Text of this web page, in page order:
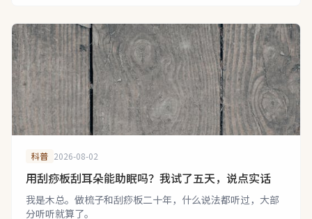
科普 2026-08-02
用刮痧板刮耳朵能助眠吗？我试了五天，说点实话
我是木总。做梳子和刮痧板二十年，什么说法都听过，大部
分听听就算了。